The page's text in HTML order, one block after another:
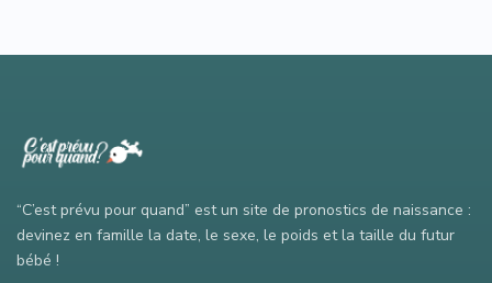
“C’est prévu pour quand” est un site de pronostics de naissance :
devinez en famille la date, le sexe, le poids et la taille du futur
bébé !